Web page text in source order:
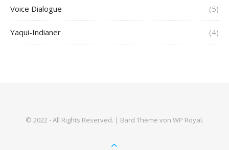
Voice Dialogue (5)
Yaqui-Indianer (4)
© 2022 - All Rights Reserved. | Bard Theme von WP Royal.